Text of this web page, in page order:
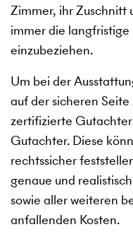
Zimmer, ihr Zuschnitt
immer die
einzubeziehen.
Um bei der
auf der sicheren
zertifizierte
Gutachter. Diese
rechtssicher
genaue und
sowie aller weiteren
anfallenden Kosten.